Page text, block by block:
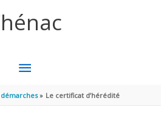
MENU
PRINCIPAL
Le certificat d’hérédité